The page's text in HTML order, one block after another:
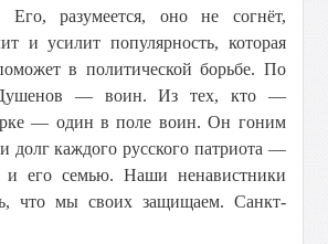
Его, разумеется, оно не согнёт,
и усилит популярность, которая
в политической борьбе. По
Душенов — воин. Из тех, кто —
— один в поле воин. Он гоним
долг каждого русского патриота —
и его семью. Наши ненавистники
что мы своих защищаем. Санкт-